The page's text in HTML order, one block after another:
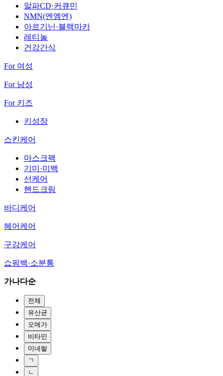
알파CD·커큐민
NMN(엔엠엔)
아르기닌·블랙마카
레티놀
건강간식
For 여성
For 남성
For 키즈
키성장
스킨케어
마스크팩
기미·미백
선케어
핸드크림
바디케어
헤어케어
구강케어
쇼핑백·소분통
가나다순
전체
유산균
오메가
비타민
미네랄
ㄱ
ㄴ